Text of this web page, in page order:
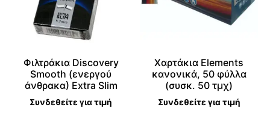
Φιλτράκια Discovery
Smooth (ενεργού
άνθρακα) Extra Slim
Συνδεθείτε για τιμή
Χαρτάκια Elements
κανονικά, 50 φύλλα
(συσκ. 50 τμχ)
Συνδεθείτε για τιμή